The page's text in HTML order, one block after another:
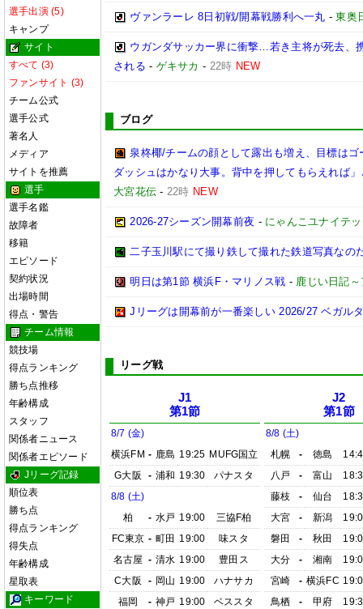
選手出演 (5)
キャンプ
サイト
すべて (3)
ファンサイト (3)
チーム公式
選手公式
著名人
メディア
サイトを推薦
選手
選手名鑑
故障者
移籍
エピソード
契約状況
出場時間
得点・警告
チーム情報
競技場
得点ランキング
勝ち点推移
年齢構成
スタッフ
関係者ニュース
関係者エピソード
Jリーグ記録
順位表
勝ち点
得点ランキング
得失点
年齢構成
星取表
キーワード
ヴァンラーレ 8日初戦/開幕戦勝利へ一丸 -東奥
ウガンダサッカー界に衝撃…若き主将が死去、
される - ゲキサカ - 22時 NEW
ブログ
泉柊椰/チームの顔として露出も増え、目標は
ダッシュはかなり大事。背中を押してもらえれば
大宮花伝 - 22時 NEW
2026‐27シーズン開幕前夜 - にゃんこユナイテ
二子玉川駅にて撮り鉄して撮れた鉄道写真なの
明日は第1節 横浜F・マリノス戦 - 鹿じい日記
Jリーグは開幕前が一番楽しい 2026/27 ベガル
リーグ戦
J1
第1節
8/7 (金)
横浜FM - 鹿島 19:25 MUFG国立
G大阪
- 浦和 19:30
パナスタ
8/8 (土)
柏
- 水戸 19:00
三協F柏
FC東京 - 町田 19:00
味スタ
名古屋 - 清水 19:00
豊田ス
C大阪
- 岡山 19:00
ハナサカ
福岡
- 神戸 19:00
ベススタ
J2
第1節
8/8 (土)
札幌
- 徳島
八戸
- 富山
藤枝
- 仙台
大宮
- 新潟
磐田
- 秋田
大分
- 湘南
宮崎
- 横浜FC
鳥栖
- 甲府